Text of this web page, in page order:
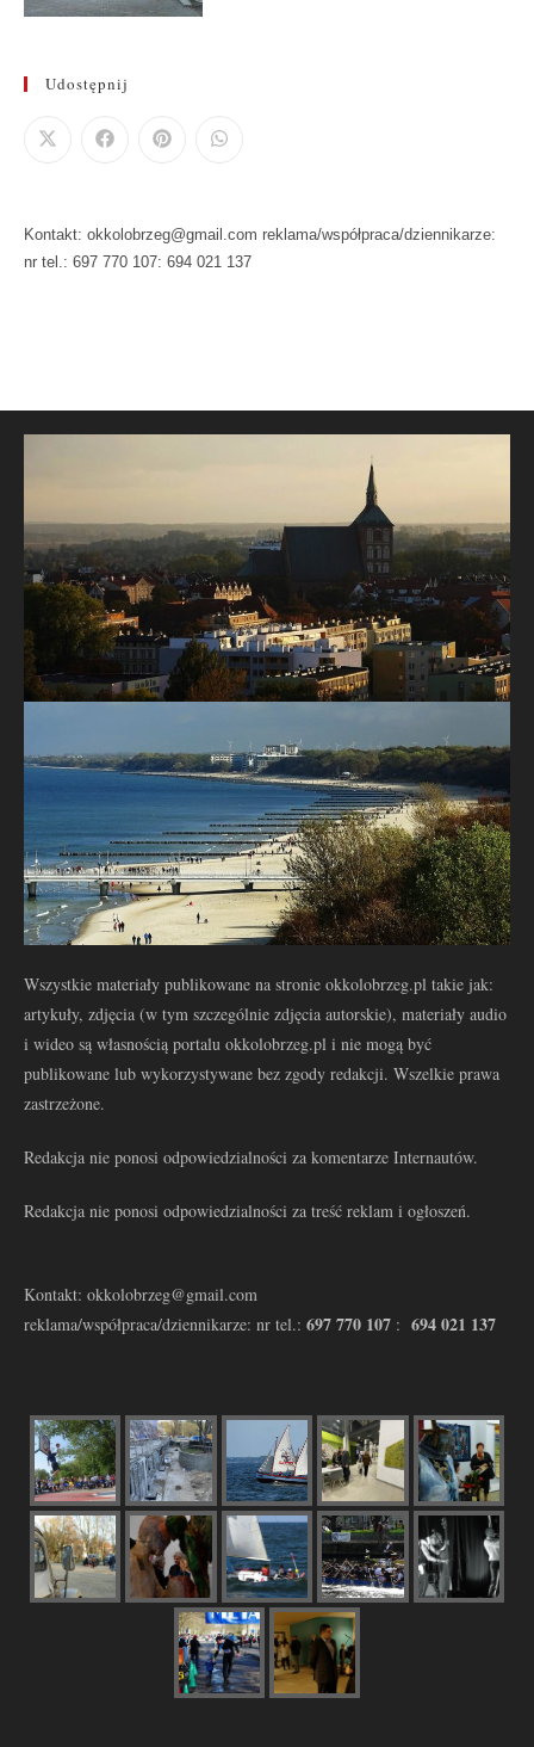
Udostępnij
Kontakt: okkolobrzeg@gmail.com reklama/współpraca/dziennikarze:
nr tel.: 697 770 107: 694 021 137
Wszystkie materiały publikowane na stronie okkolobrzeg.pl takie jak:
artykuły, zdjęcia (w tym szczególnie zdjęcia autorskie), materiały audio
i wideo są własnością portalu okkolobrzeg.pl i nie mogą być
publikowane lub wykorzystywane bez zgody redakcji. Wszelkie prawa
zastrzeżone.
Redakcja nie ponosi odpowiedzialności za komentarze Internautów.
Redakcja nie ponosi odpowiedzialności za treść reklam i ogłoszeń.
Kontakt: okkolobrzeg@gmail.com
reklama/współpraca/dziennikarze: nr tel.: 697 770 107 : 694 021 137